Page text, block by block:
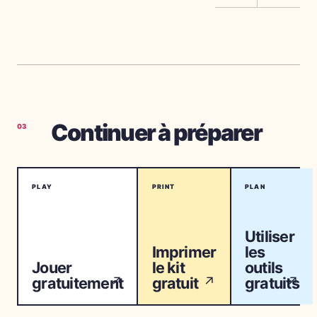
03 Continuer à préparer
PLAY
Jouer
gratuitement
↗
PRINT
Imprimer
le kit
gratuit ↗
PLAN
Utiliser
les
outils
gratuits
↗